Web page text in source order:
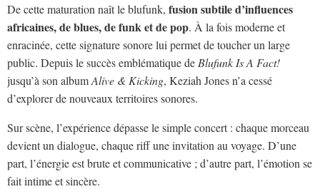
De cette maturation naît le blufunk, fusion subtile d’influences
africaines, de blues, de funk et de pop. À la fois moderne et
enracinée, cette signature sonore lui permet de toucher un large
public. Depuis le succès emblématique de Blufunk Is A Fact!
jusqu’à son albumAlive & Kicking, Keziah Jones n’a cessé
d’explorer de nouveaux territoires sonores.
Sur scène, l’expérience dépasse le simple concert : chaque morceau
devient un dialogue, chaque riff une invitation au voyage. D’une
part, l’énergie est brute et communicative ; d’autre part, l’émotion se
fait intime et sincère.